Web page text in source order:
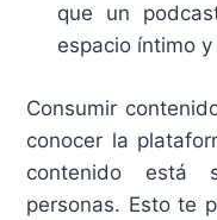
que un
espacio íntimo
Consumir
conocer la
contenido está
personas. Esto te